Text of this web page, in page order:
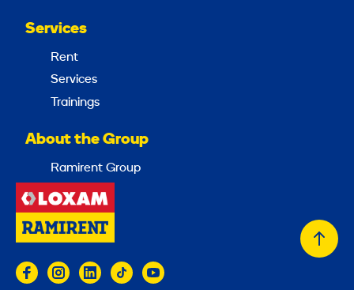
Services
Rent
Services
Trainings
About the Group
Ramirent Group
Back